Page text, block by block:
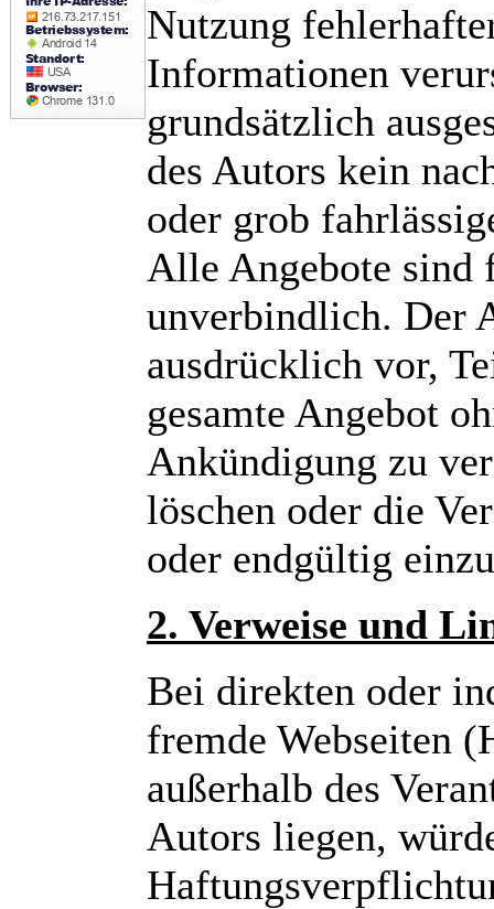
Nutzung
Informationen
grundsätzlich
des Autors kein
oder grob
Alle Angebote sind
unverbindlich. Der
ausdrücklich vor,
gesamte Angebot
Ankündigung zu
löschen oder die
oder endgültig
2. Verweise und
Bei direkten oder
fremde Webseiten
außerhalb des
Autors liegen,